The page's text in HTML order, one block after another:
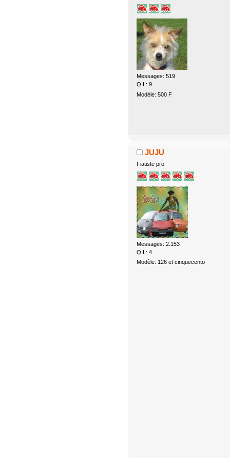
Messages: 519
Q.I.: 9
Modèle: 500 F
JUJU
Fiatiste pro
Messages: 2.153
Q.I.: 4
Modèle: 126 et cinquecento